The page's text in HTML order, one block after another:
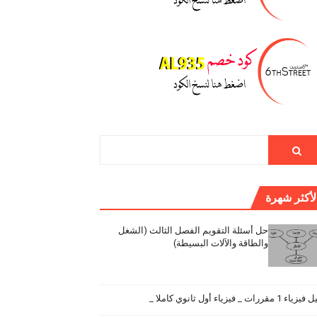
شهرة
حل أسئلة التقويم الفصل الثالث (الشغل
والطاقة والآلات البسيطة)
1 مقررات _ فيزياء أول ثانوي كاملا _